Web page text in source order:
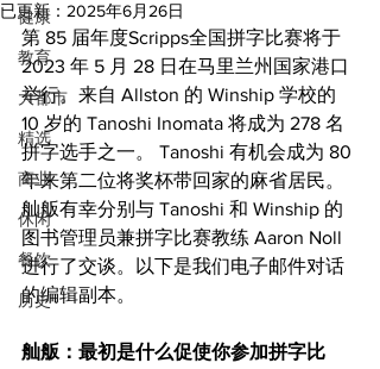
健康
教育
大都市
精选
商业
休闲
餐饮
历史
已更新： 2025年6月26日
第 85 届年度Scripps全国拼字比赛将于
2023 年 5 月 28 日在马里兰州国家港口
举行。来自 Allston 的 Winship 学校的
10 岁的 Tanoshi Inomata 将成为 278 名
拼字选手之一。 Tanoshi 有机会成为 80
年来第二位将奖杯带回家的麻省居民。
舢舨有幸分别与 Tanoshi 和 Winship 的
图书管理员兼拼字比赛教练 Aaron Noll
进行了交谈。以下是我们电子邮件对话
的编辑副本。
​​舢舨：最初是什么促使你参加拼字比